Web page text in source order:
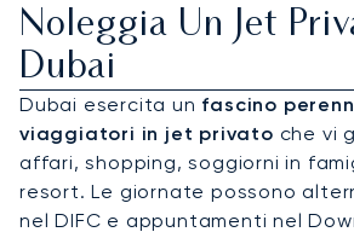
Noleggia Un Jet
Dubai
Dubai esercita un fascino
viaggiatori in jet privato che vi
affari, shopping, soggiorni in
resort. Le giornate possono
nel DIFC e appuntamenti nel